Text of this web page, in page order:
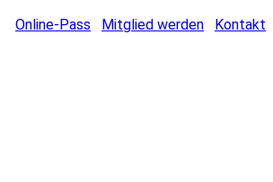
Online-Pass Mitglied werden Kontakt